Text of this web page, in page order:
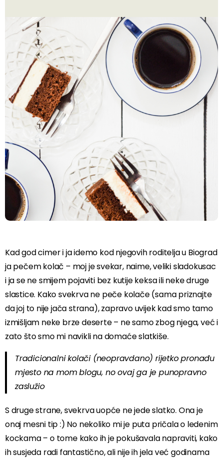
Kad god cimer i ja idemo kod njegovih roditelja u Biograd
ja pečem kolač – moj je svekar, naime, veliki sladokusac
i ja se ne smijem pojaviti bez kutije keksa ili neke druge
slastice. Kako svekrva ne peče kolače (sama priznajte
da joj to nije jača strana), zapravo uvijek kad smo tamo
izmišljam neke brze deserte – ne samo zbog njega, već i
zato što smo mi navikli na domaće slatkiše.
Tradicionalni kolači (neopravdano) rijetko pronađu
mjesto na mom blogu, no ovaj ga je punopravno
zaslužio
S druge strane, svekrva uopće ne jede slatko. Ona je
onaj mesni tip :) No nekoliko mi je puta pričala o ledenim
kockama – o tome kako ih je pokušavala napraviti, kako
ih susjeda radi fantastično, ali nije ih jela već godinama